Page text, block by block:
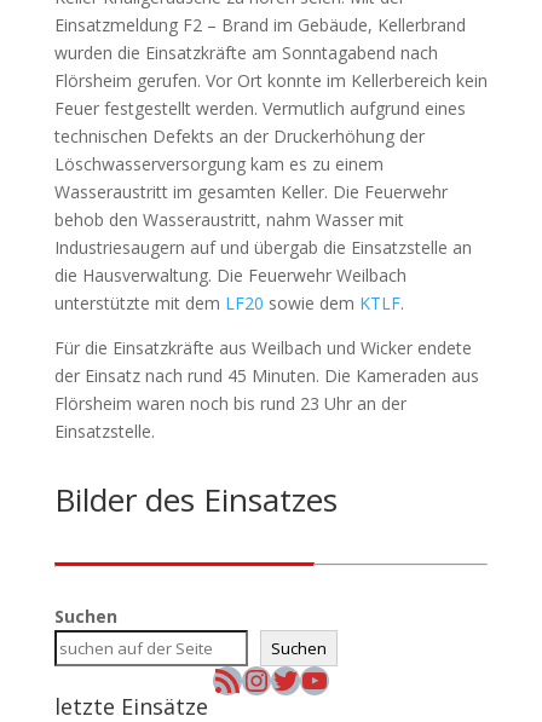
Einsatzmeldung F2 – Brand im Gebäude, Kellerbrand
wurden die Einsatzkräfte am Sonntagabend nach
Flörsheim gerufen. Vor Ort konnte im Kellerbereich kein
Feuer festgestellt werden. Vermutlich aufgrund eines
technischen Defekts an der Druckerhöhung der
Löschwasserversorgung kam es zu einem
Wasseraustritt im gesamten Keller. Die Feuerwehr
behob den Wasseraustritt, nahm Wasser mit
Industriesaugern auf und übergab die Einsatzstelle an
die Hausverwaltung. Die Feuerwehr Weilbach
unterstützte mit dem LF20 sowie dem KTLF.
Für die Einsatzkräfte aus Weilbach und Wicker endete
der Einsatz nach rund 45 Minuten. Die Kameraden aus
Flörsheim waren noch bis rund 23 Uhr an der
Einsatzstelle.
Bilder des Einsatzes
Suchen
Suchen
RSS-FeedInstagram
Twitter
YouTube
letzte Einsätze